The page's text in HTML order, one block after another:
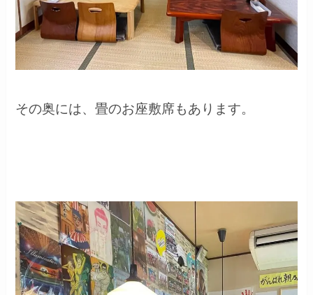
その奥には、畳のお座敷席もあります。